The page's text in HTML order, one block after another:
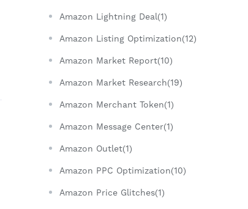
Amazon Lightning Deal(1)
Amazon Listing Optimization(12)
Amazon Market Report(10)
Amazon Market Research(19)
Amazon Merchant Token(1)
Amazon Message Center(1)
Amazon Outlet(1)
Amazon PPC Optimization(10)
Amazon Price Glitches(1)